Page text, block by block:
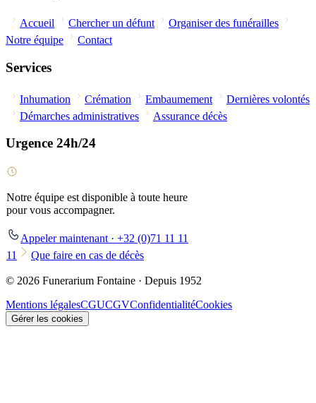
Accueil Chercher un défunt
Organiser des funérailles
Notre équipe
Contact
Services
Inhumation Crémation Embaumement
Dernières volontés
Démarches administratives
Assurance décès
Urgence 24h/24
Notre équipe est disponible à toute heure
pour vous accompagner.
Appeler maintenant · +32 (0)71 11 11
11
Que faire en cas de décès
© 2026 Funerarium Fontaine · Depuis 1952
Mentions légalesCGUCGVConfidentialitéCookies
Gérer les cookies